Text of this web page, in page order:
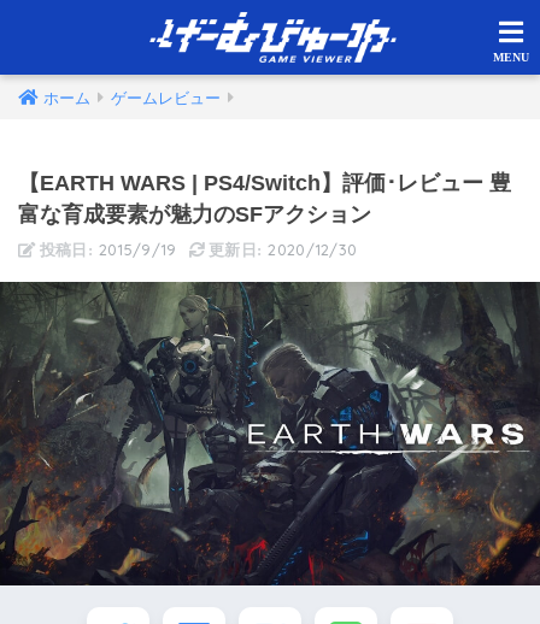
ホーム ゲームレビュー
【EARTH WARS | PS4/Switch】評価･レビュー 豊
富な育成要素が魅力のSFアクション
2015/9/19 2020/12/30